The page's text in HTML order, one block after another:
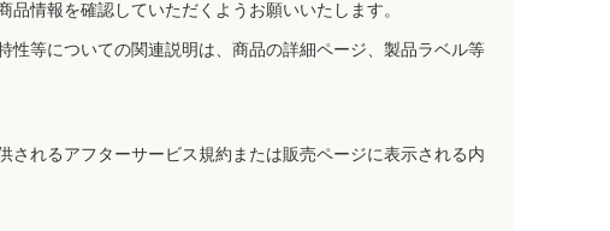
情報を確認していただくようお願いいたします。
等についての関連説明は、商品の詳細ページ、製品ラベル等
れるアフターサービス規約または販売ページに表示される内